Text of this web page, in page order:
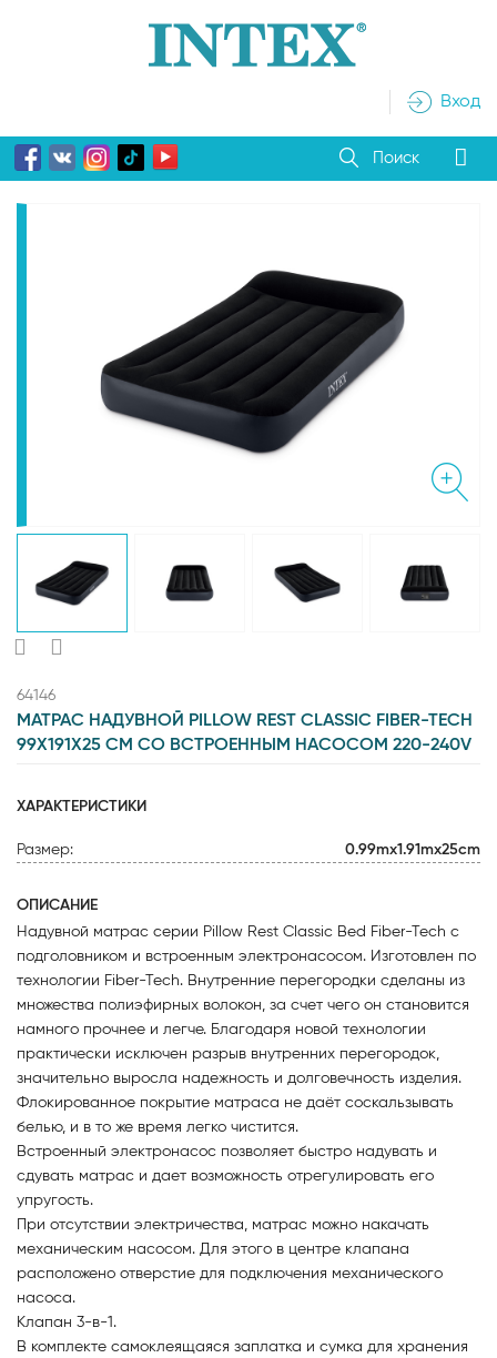
Вход
Поиск
64146
МАТРАС НАДУВНОЙ PILLOW REST CLASSIC FIBER-TECH
99Х191Х25 СМ CО ВСТРОЕННЫМ НАСОСОМ 220-240V
ХАРАКТЕРИСТИКИ
Размер: 0.99mx1.91mx25cm
ОПИСАНИЕ
Надувной матрас серии Pillow Rest Classic Bed Fiber-Tech с
подголовником и встроенным электронасосом. Изготовлен по
технологии Fiber-Tech. Внутренние перегородки сделаны из
множества полиэфирных волокон, за счет чего он становится
намного прочнее и легче. Благодаря новой технологии
практически исключен разрыв внутренних перегородок,
значительно выросла надежность и долговечность изделия.
Флокированное покрытие матраса не даёт соскальзывать
белью, и в то же время легко чистится.
Встроенный электронасос позволяет быстро надувать и
сдувать матрас и дает возможность отрегулировать его
упругость.
При отсутствии электричества, матрас можно накачать
механическим насосом. Для этого в центре клапана
расположено отверстие для подключения механического
насоса.
Клапан 3-в-1.
В комплекте самоклеящаяся заплатка и сумка для хранения